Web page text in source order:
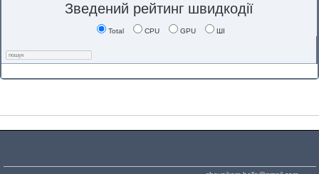
Зведений рейтинг швидкодії
Total CPU GPU ШІ